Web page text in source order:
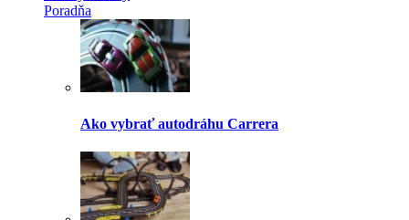
Poradňa
Ako vybrať autodráhu Carrera